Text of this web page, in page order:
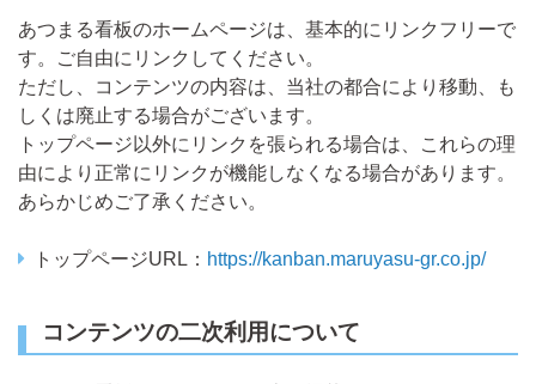
あつまる看板のホームページは、基本的にリンクフリーで
す。ご自由にリンクしてください。
ただし、コンテンツの内容は、当社の都合により移動、も
しくは廃止する場合がございます。
トップページ以外にリンクを張られる場合は、これらの理
由により正常にリンクが機能しなくなる場合があります。
あらかじめご了承ください。
トップページURL： https://kanban.maruyasu-gr.co.jp/
コンテンツの二次利用について